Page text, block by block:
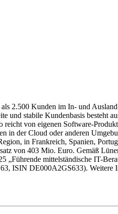
2.500 Kunden im In- und
und stabile Kundenbasis besteht
reicht von eigenen Software-
in der Cloud oder anderen
in Frankreich, Spanien,
von 403 Mio. Euro. Gemäß
„Führende mittelständische IT-
ISIN DE000A2GS633). Weitere